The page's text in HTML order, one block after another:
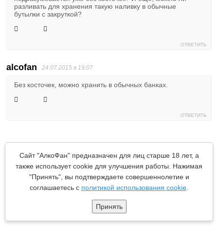
Сайт "АлкоФан" предназначен для лиц старше 18 лет, а
также использует cookie для улучшения работы. Нажимая
"Принять", вы подтверждаете совершеннолетие и
соглашаетесь с политикой использования cookie
Принять
разливать для хранения такую наливку в обычные
бутылки с закруткой?
ОТВЕТИТЬ
alcofan 24.07.2015 в 19:07
Без косточек, можно хранить в обычных банках.
ОТВЕТИТЬ
Вопрос по первому рецепту. Сливы целые или
половинки? В какую объемом банку помещать сливы,
если нужно залить по горлышко?